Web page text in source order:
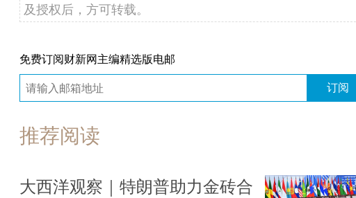
及授权后，方可转载。
免费订阅财新网主编精选版电邮
订阅
推荐阅读
大西洋观察｜特朗普助力金砖合